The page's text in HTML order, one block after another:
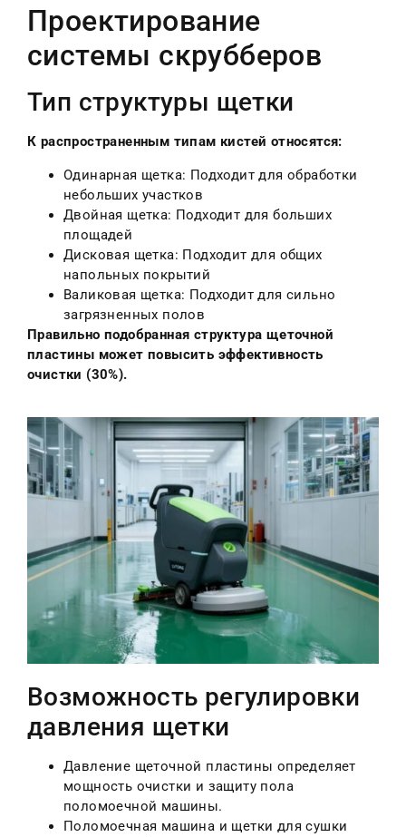
Проектирование
системы скрубберов
Тип структуры щетки
К распространенным типам кистей относятся:
Одинарная щетка: Подходит для обработки
небольших участков
Двойная щетка: Подходит для больших
площадей
Дисковая щетка: Подходит для общих
напольных покрытий
Валиковая щетка: Подходит для сильно
загрязненных полов
Правильно подобранная структура щеточной
пластины может повысить эффективность
очистки (30%).
Возможность регулировки
давления щетки
Давление щеточной пластины определяет
мощность очистки и защиту пола
поломоечной машины.
Поломоечная машина и щетки для сушки